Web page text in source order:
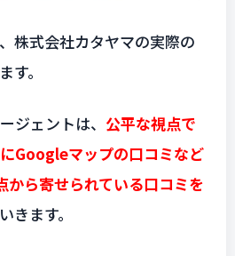
株式会社カタヤマの実際の
す。
ジェントは、 公平な視点で
Googleマップの口コミなど
から寄せられている口コミを
きます。